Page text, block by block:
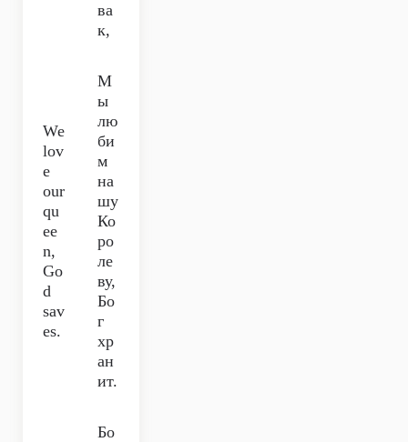
ва
к,
We
lov
e
our
qu
ee
n,
Go
d
sav
es.
М
ы
лю
би
м
на
шу
Ко
ро
ле
ву,
Бо
г
хр
ан
ит.
Бо